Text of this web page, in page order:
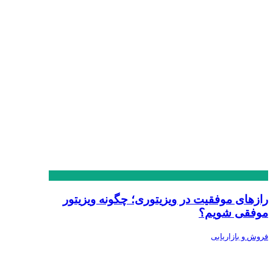
رازهای موفقیت در ویزیتوری؛ چگونه ویزیتور
موفقی شویم؟
فروش و بازاریابی